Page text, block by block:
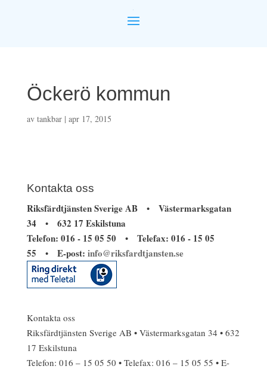
Öckerö kommun
av tankbar| apr 17, 2015
Kontakta oss
Riksfärdtjänsten Sverige AB• Västermarksgatan
34 • 632 17 Eskilstuna
Telefon: 016 - 15 05 50 • Telefax: 016 - 15 05
55 • E-post: info@riksfardtjansten.se
Kontakta oss
Riksfärdtjänsten Sverige AB • Västermarksgatan 34 • 632
17 Eskilstuna
Telefon: 016 – 15 05 50 • Telefax: 016 – 15 05 55 • E-